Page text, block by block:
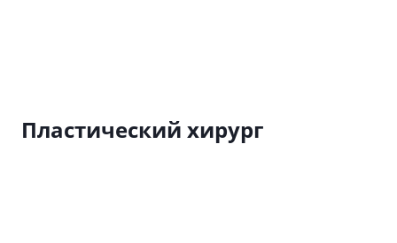
Пластический хирург